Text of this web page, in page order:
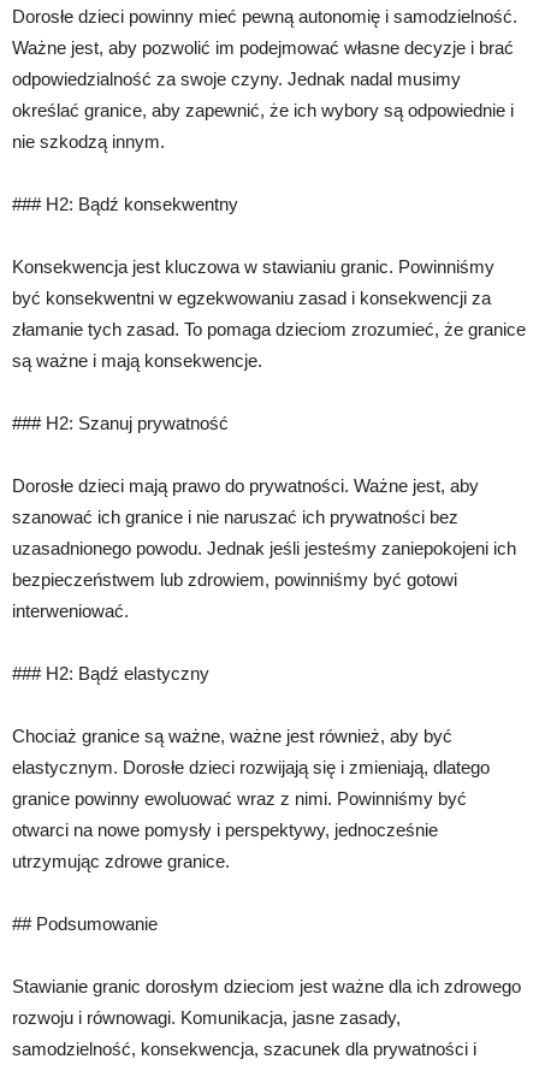
Dorosłe dzieci powinny mieć pewną autonomię i samodzielność.
Ważne jest, aby pozwolić im podejmować własne decyzje i brać
odpowiedzialność za swoje czyny. Jednak nadal musimy
określać granice, aby zapewnić, że ich wybory są odpowiednie i
nie szkodzą innym.
### H2: Bądź konsekwentny
Konsekwencja jest kluczowa w stawianiu granic. Powinniśmy
być konsekwentni w egzekwowaniu zasad i konsekwencji za
złamanie tych zasad. To pomaga dzieciom zrozumieć, że granice
są ważne i mają konsekwencje.
### H2: Szanuj prywatność
Dorosłe dzieci mają prawo do prywatności. Ważne jest, aby
szanować ich granice i nie naruszać ich prywatności bez
uzasadnionego powodu. Jednak jeśli jesteśmy zaniepokojeni ich
bezpieczeństwem lub zdrowiem, powinniśmy być gotowi
interweniować.
### H2: Bądź elastyczny
Chociaż granice są ważne, ważne jest również, aby być
elastycznym. Dorosłe dzieci rozwijają się i zmieniają, dlatego
granice powinny ewoluować wraz z nimi. Powinniśmy być
otwarci na nowe pomysły i perspektywy, jednocześnie
utrzymując zdrowe granice.
## Podsumowanie
Stawianie granic dorosłym dzieciom jest ważne dla ich zdrowego
rozwoju i równowagi. Komunikacja, jasne zasady,
samodzielność, konsekwencja, szacunek dla prywatności i